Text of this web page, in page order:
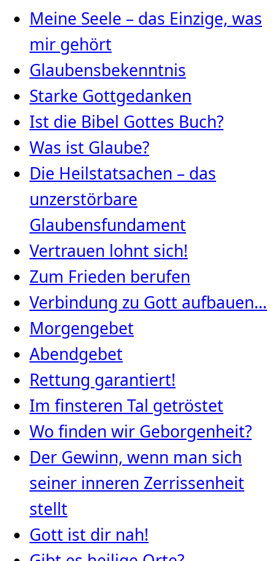
Meine Seele – das Einzige, was
mir gehört
Glaubensbekenntnis
Starke Gottgedanken
Ist die Bibel Gottes Buch?
Was ist Glaube?
Die Heilstatsachen – das
unzerstörbare
Glaubensfundament
Vertrauen lohnt sich!
Zum Frieden berufen
Verbindung zu Gott aufbauen…
Morgengebet
Abendgebet
Rettung garantiert!
Im finsteren Tal getröstet
Wo finden wir Geborgenheit?
Der Gewinn, wenn man sich
seiner inneren Zerrissenheit
stellt
Gott ist dir nah!